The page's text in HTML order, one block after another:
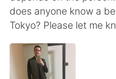
日本語 한국
Русский
Indonesia
does anyone know a
Tokyo? Please let me